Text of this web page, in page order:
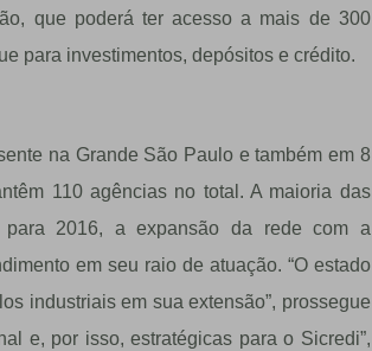
que poderá ter acesso a mais de 300
para investimentos, depósitos e crédito.
na Grande São Paulo e também em 8
110 agências no total. A maioria das
para 2016, a expansão da rede com a
em seu raio de atuação. “O estado
industriais em sua extensão”, prossegue
e, por isso, estratégicas para o Sicredi”,